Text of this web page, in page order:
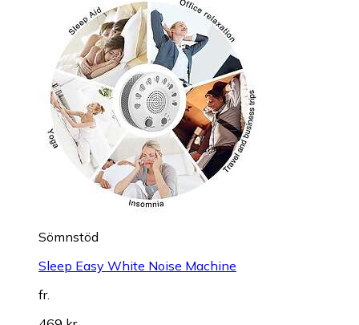
Sömnstöd
Sleep Easy White Noise Machine
fr.